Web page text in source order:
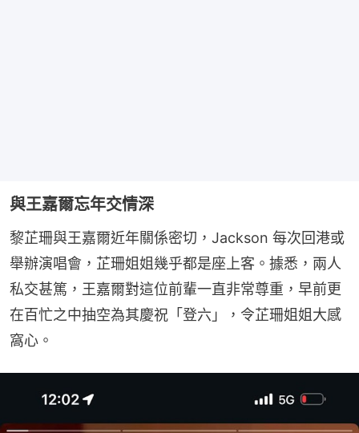
與王嘉爾忘年交情深
黎芷珊與王嘉爾近年關係密切，Jackson 每次回港或
舉辦演唱會，芷珊姐姐幾乎都是座上客。據悉，兩人
私交甚篤，王嘉爾對這位前輩一直非常尊重，早前更
在百忙之中抽空為其慶祝「登六」，令芷珊姐姐大感
窩心。